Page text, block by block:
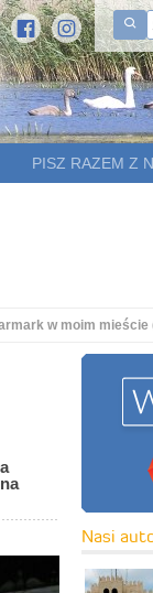
PISZ RAZEM Z
w moim mieście
Nasi